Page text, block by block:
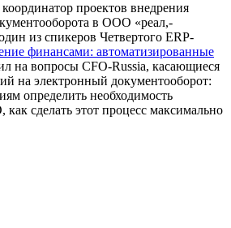
проектов внедрения
в ООО «реал,-
из спикеров Четвертого ERP-
финансами: автоматизированные
на вопросы CFO-Russia, касающиеся
на электронный документооборот:
определить необходимость
сделать этот процесс максимально